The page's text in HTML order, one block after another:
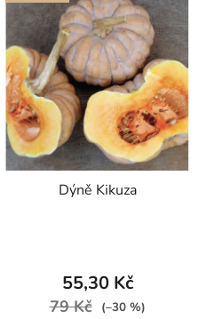
Dýně Kikuza
55,30 Kč
79 Kč (–30 %)